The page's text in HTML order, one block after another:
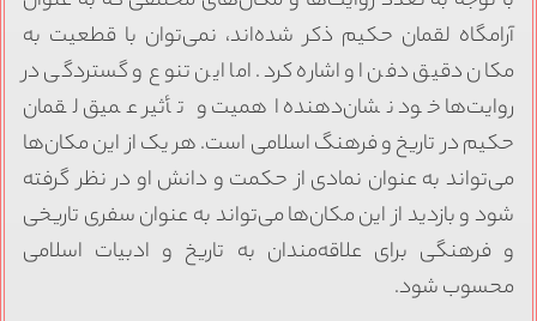
آرامگاه لقمان حکیم ذکر شده‌اند، نمی‌توان با قطعیت به
مکان دقیق دفن او اشاره کرد. اما این تنوع و گستردگی در
روایت‌ها خود نشان‌دهنده اهمیت و تأثیر عمیق لقمان
حکیم در تاریخ و فرهنگ اسلامی است. هر یک از این مکان‌ها
می‌تواند به عنوان نمادی از حکمت و دانش او در نظر گرفته
شود و بازدید از این مکان‌ها می‌تواند به عنوان سفری تاریخی
و فرهنگی برای علاقه‌مندان به تاریخ و ادبیات اسلامی
محسوب شود.